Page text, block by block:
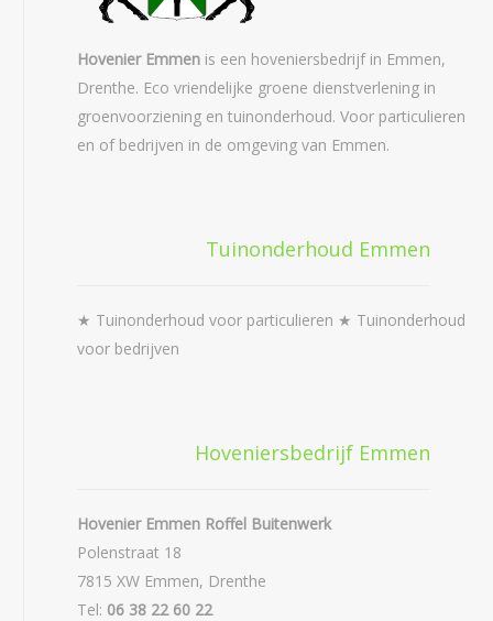
Hovenier Emmen is een hoveniersbedrijf in Emmen,
Drenthe. Eco vriendelijke groene dienstverlening in
groenvoorziening en tuinonderhoud. Voor particulieren
en of bedrijven in de omgeving van Emmen.
Tuinonderhoud Emmen
★ Tuinonderhoud voor particulieren ★ Tuinonderhoud
voor bedrijven
Hoveniersbedrijf Emmen
Hovenier Emmen Roffel Buitenwerk
Polenstraat 18
7815 XW Emmen, Drenthe
Tel: 06 38 22 60 22